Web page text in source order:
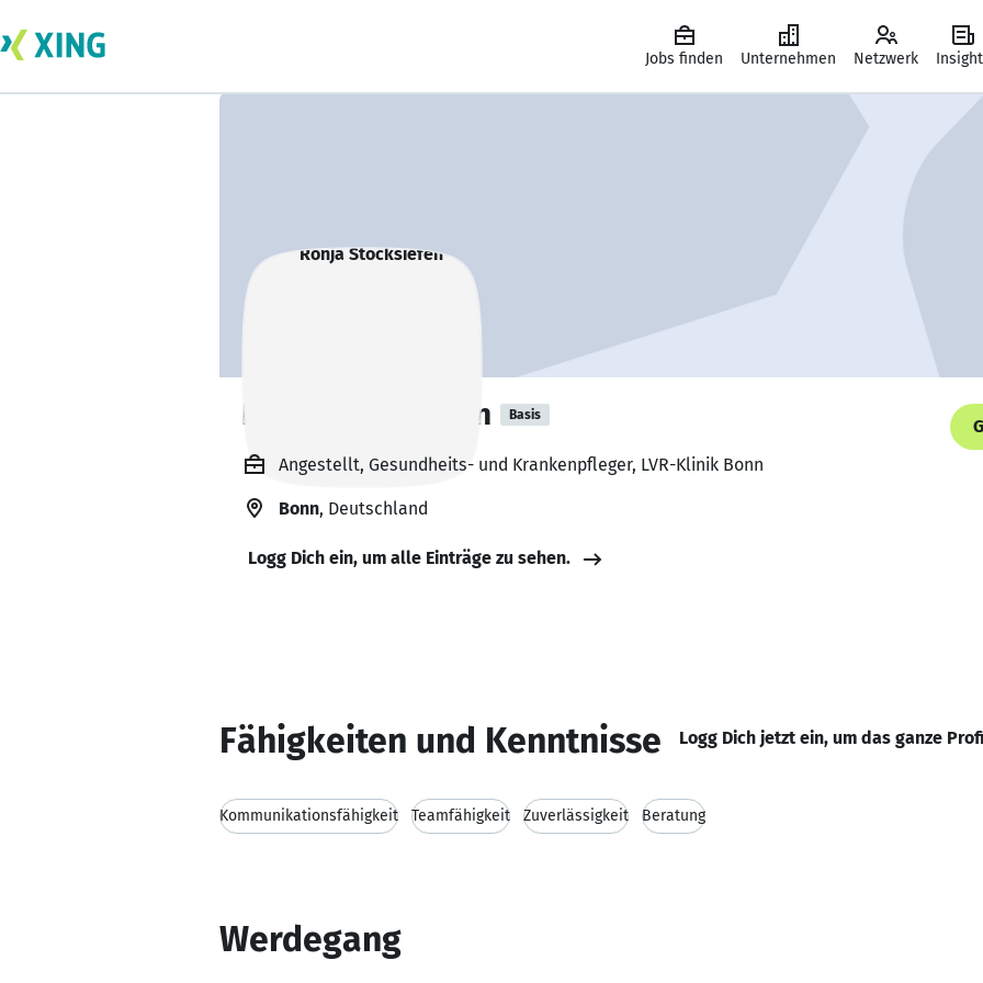
Jobs finden Unternehmen Netzwerk
Ronja Stocksiefen Basis
Angestellt, Gesundheits- und Krankenpfleger, LVR-Klinik Bonn
Bonn, Deutschland
Logg Dich ein, um alle Einträge zu sehen.
Fähigkeiten und Kenntnisse Logg Dich jetzt ein, um das ganze
Kommunikationsfähigkeit Teamfähigkeit Zuverlässigkeit Beratung
Werdegang